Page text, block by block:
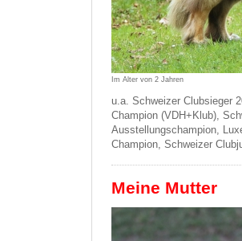
Im Alter von 2 Jahren
u.a. Schweizer Clubsieger
Champion (VDH+Klub),
Ausstellungschampion,
Champion, Schweizer
Meine Mutter